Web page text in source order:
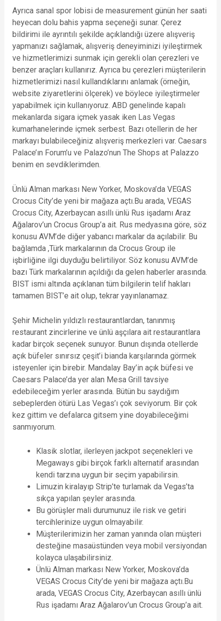
Ayrıca sanal spor lobisi de measurement günün her saati
heyecan dolu bahis yapma seçeneği sunar. Çerez
bildirimi ile ayrıntılı şekilde açıklandığı üzere alışveriş
yapmanızı sağlamak, alışveriş deneyiminizi iyileştirmek
ve hizmetlerimizi sunmak için gerekli olan çerezleri ve
benzer araçları kullanırız. Ayrıca bu çerezleri müşterilerin
hizmetlerimizi nasıl kullandıklarını anlamak (örneğin,
website ziyaretlerini ölçerek) ve böylece iyileştirmeler
yapabilmek için kullanıyoruz. ABD genelinde kapalı
mekanlarda sigara içmek yasak iken Las Vegas
kumarhanelerinde içmek serbest. Bazı otellerin de her
markayı bulabileceğiniz alışveriş merkezleri var. Caesars
Palace’ın Forum’u ve Palazo’nun The Shops at Palazzo
benim en sevdiklerimden.
Ünlü Alman markası New Yorker, Moskova’da VEGAS
Crocus City’de yeni bir mağaza açtı.Bu arada, VEGAS
Crocus City, Azerbaycan asıllı ünlü Rus işadamı Araz
Ağalarov’un Crocus Group’a ait. Rus medyasına göre, söz
konusu AVM’de diğer yabancı markalar da açılabilir. Bu
bağlamda ,Türk markalarının da Crocus Group ile
işbirliğine ilgi duyduğu belirtiliyor. Söz konusu AVM’de
bazı Türk markalarının açıldığı da gelen haberler arasında.
BIST ismi altında açıklanan tüm bilgilerin telif hakları
tamamen BIST’e ait olup, tekrar yayınlanamaz.
Şehir Michelin yıldızlı restaurantlardan, tanınmış
restaurant zincirlerine ve ünlü aşçılara ait restaurantlara
kadar birçok seçenek sunuyor. Bunun dışında otellerde
açık büfeler sınırsız çeşit’i bianda karşılarında görmek
isteyenler için birebir. Mandalay Bay’in açık büfesi ve
Caesars Palace’da yer alan Mesa Grill tavsiye
edebileceğim yerler arasında. Bütün bu saydığım
sebeplerden ötürü Las Vegas’ı çok seviyorum. Bir çok
kez gittim ve defalarca gitsem yine doyabileceğimi
sanmıyorum.
Klasik slotlar, ilerleyen jackpot seçenekleri ve
Megaways gibi birçok farklı alternatif arasından
kendi tarzına uygun bir seçim yapabilirsin.
Limuzin kiralayıp Strip’te turlamak da Vegas’ta
sıkça yapılan şeyler arasında.
Bu görüşler mali durumunuz ile risk ve getiri
tercihlerinize uygun olmayabilir.
Müşterilerimizin her zaman yanında olan müşteri
desteğine masaüstünden veya mobil versiyondan
kolayca ulaşabilirsiniz.
Ünlü Alman markası New Yorker, Moskova’da
VEGAS Crocus City’de yeni bir mağaza açtı.Bu
arada, VEGAS Crocus City, Azerbaycan asıllı ünlü
Rus işadamı Araz Ağalarov’un Crocus Group’a ait.